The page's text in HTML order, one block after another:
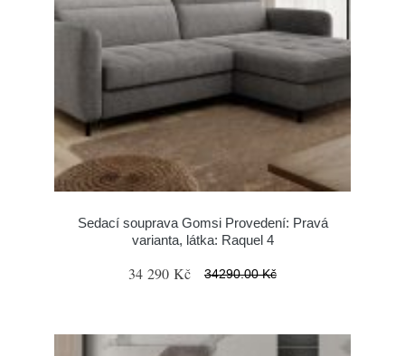
Sedací souprava Gomsi Provedení: Pravá
varianta, látka: Raquel 4
34 290 Kč 34290.00 Kč